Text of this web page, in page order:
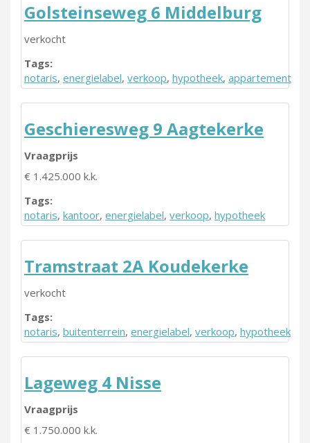
Golsteinseweg 6 Middelburg
verkocht
Tags:
notaris, energielabel, verkoop, hypotheek, appartement
Geschieresweg 9 Aagtekerke
Vraagprijs
€ 1.425.000 k.k.
Tags:
notaris, kantoor, energielabel, verkoop, hypotheek
Tramstraat 2A Koudekerke
verkocht
Tags:
notaris, buitenterrein, energielabel, verkoop, hypotheek
Lageweg 4 Nisse
Vraagprijs
€ 1.750.000 k.k.